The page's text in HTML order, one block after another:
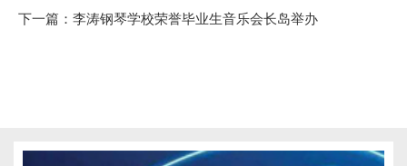
下一篇： 李涛钢琴学校荣誉毕业生音乐会长岛举办